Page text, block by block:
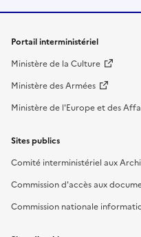
Liens de bas de
Portail interministériel
Ministère de la Culture
Ministère des Armées
Ministère de l'Europe et des
Sites publics
Comité interministériel aux
Commission d'accès aux
Commission nationale